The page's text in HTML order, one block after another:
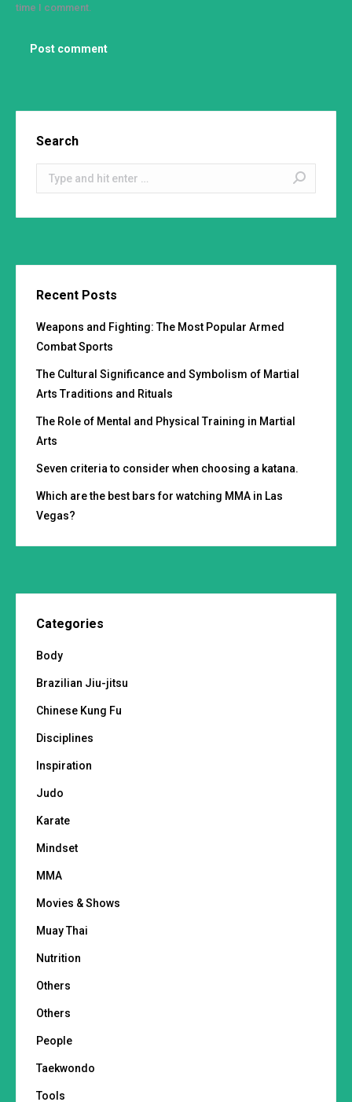
time I comment.
Post comment
Search
Search:
Recent Posts
Weapons and Fighting: The Most Popular Armed
Combat Sports
The Cultural Significance and Symbolism of Martial
Arts Traditions and Rituals
The Role of Mental and Physical Training in Martial
Arts
Seven criteria to consider when choosing a katana.
Which are the best bars for watching MMA in Las
Vegas?
Categories
Body
Brazilian Jiu-jitsu
Chinese Kung Fu
Disciplines
Inspiration
Judo
Karate
Mindset
MMA
Movies & Shows
Muay Thai
Nutrition
Others
Others
People
Taekwondo
Tools